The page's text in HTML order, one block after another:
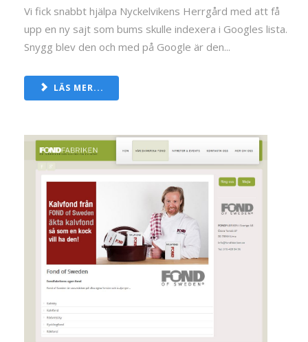
Vi fick snabbt hjälpa Nyckelvikens Herrgård med att få
upp en ny sajt som bums skulle indexera i Googles lista.
Snygg blev den och med på Google är den...
LÄS MER...